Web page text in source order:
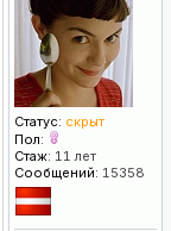
Статус: скрыт
Пол:
Стаж: 11 лет
Сообщений: 15358